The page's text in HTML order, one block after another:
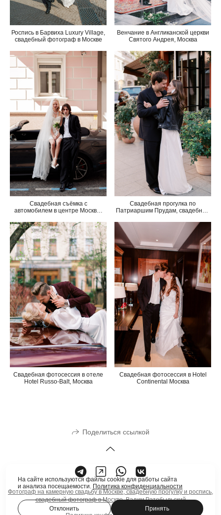
Роспись в Барвиха Luxury Village,
свадебный фотограф в Москве
Венчание в Англиканской церкви
Святого Андрея, Москва
Свадебная съёмка с
автомобилем в центре Москвы,
Свадебная прогулка по
Патриаршим Прудам, свадебный
Свадебная фотосессия в отеле
Hotel Russo-Balt, Москва
Свадебная фотосессия в Hotel
Continental Москва
Поделиться ссылкой
Фотограф на камерную свадьбу в Москве, свадебную прогулку и роспись,
свадебный фотограф в Москве, Вадим Ратобыльский
На сайте используются файлы cookie для работы сайта
и анализа посещаемости. Политика конфиденциальности
Отклонить Принять